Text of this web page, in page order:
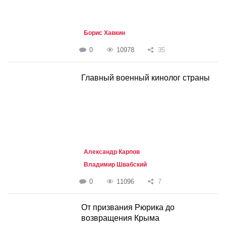
Борис Хавкин
0 10978 35
Главный военный кинолог страны
Александр Карпов
Владимир Швабский
0 11096 7
От призвания Рюрика до
возвращения Крыма